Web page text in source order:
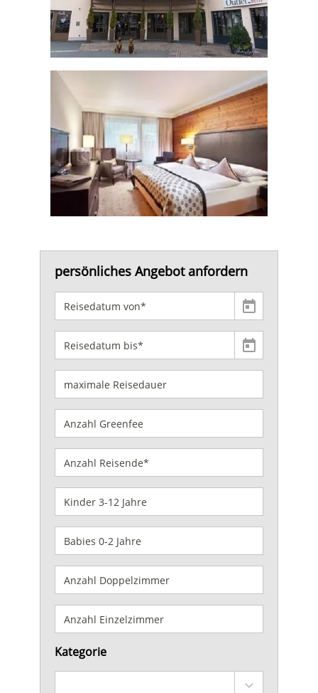
persönliches Angebot anfordern
Kategorie